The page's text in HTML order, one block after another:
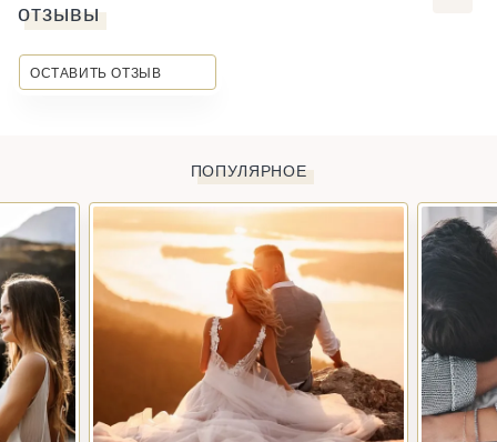
отзывы
ОСТАВИТЬ ОТЗЫВ
ПОПУЛЯРНОЕ